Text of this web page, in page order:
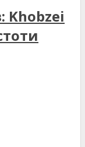
Khobzei